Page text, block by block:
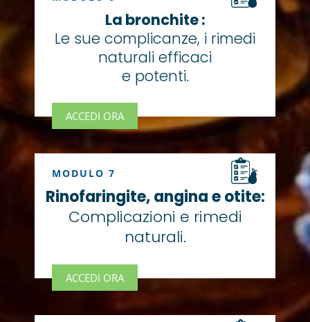
La bronchite :
Le sue complicanze, i rimedi
naturali efficaci
e potenti.
ACCEDI ORA
MODULO 7
Rinofaringite, angina e otite:
Complicazioni e rimedi
naturali.
ACCEDI ORA